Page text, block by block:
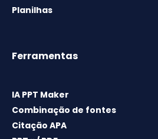
Planilhas
Ferramentas
IA PPT Maker
Combinação de fontes
Citação APA